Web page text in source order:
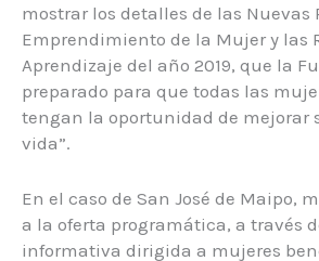
mostrar los detalles de las Nuevas
Emprendimiento de la Mujer y las
Aprendizaje del año 2019, que la
preparado para que todas las
tengan la oportunidad de mejorar
vida”.
En el caso de San José de Maipo,
a la oferta programática, a través
informativa dirigida a mujeres